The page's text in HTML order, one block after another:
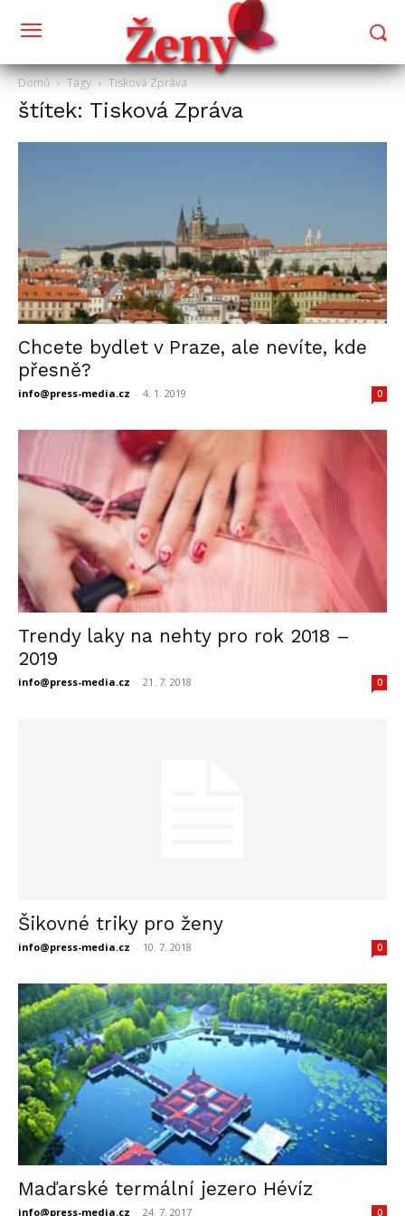
Domů Tagy Tisková Zpráva
štítek: Tisková Zpráva
Chcete bydlet v Praze, ale nevíte, kde
přesně?
info@press-media.cz - 4. 1. 2019 0
Trendy laky na nehty pro rok 2018 –
2019
info@press-media.cz - 21. 7. 2018 0
Šikovné triky pro ženy
info@press-media.cz - 10. 7. 2018 0
Maďarské termální jezero Hévíz
info@press-media.cz - 24. 7. 2017 0